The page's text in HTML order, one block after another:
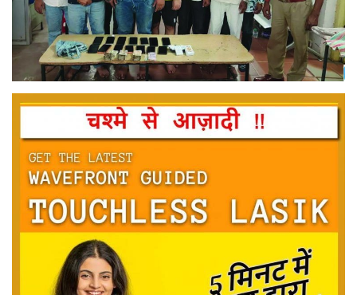
मनोरंजन
सेहत
धर्म
करियर
राशिफल